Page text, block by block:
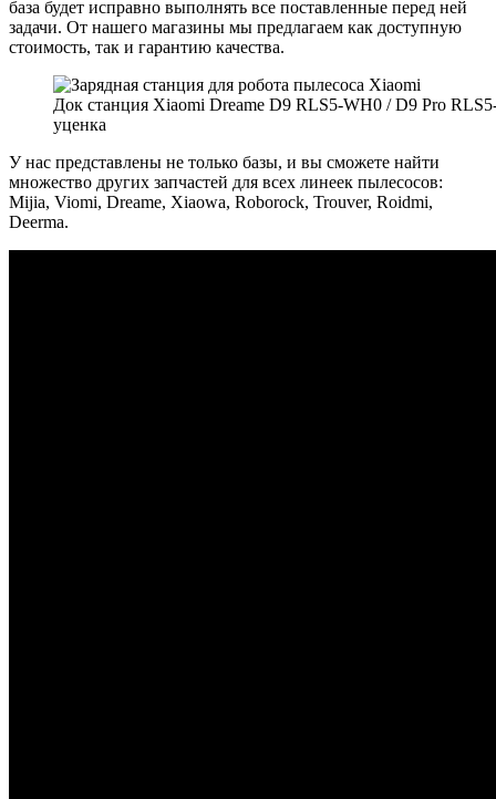
база будет исправно выполнять все поставленные перед ней
задачи. От нашего магазины мы предлагаем как доступную
стоимость, так и гарантию качества.
Док станция Xiaomi Dreame D9 RLS5-WH0 / D9 Pro
уценка
У нас представлены не только базы, и вы сможете найти
множество других запчастей для всех линеек пылесосов:
Mijia, Viomi, Dreame, Xiaowa, Roborock, Trouver, Roidmi,
Deerma.